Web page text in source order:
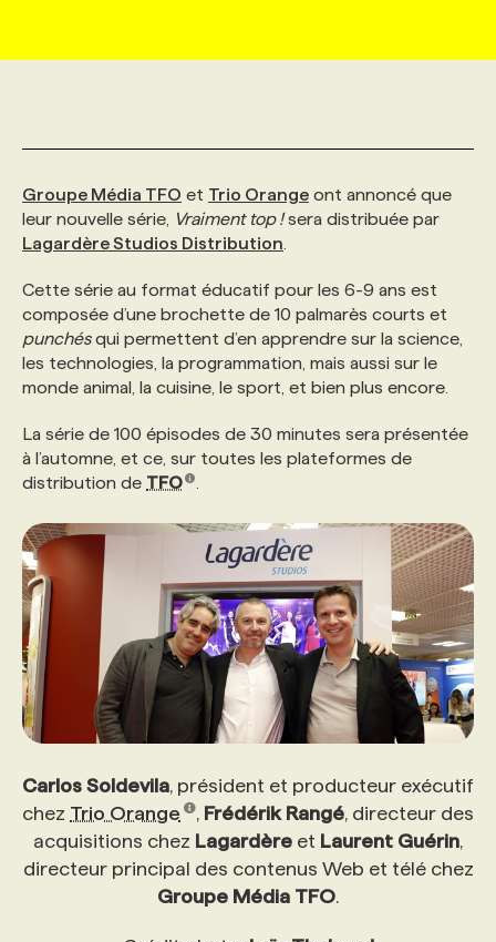
NOUVEAUX MANDATS
INITIATIVES NUMÉRIQUES
TENDANCES
MARKETING ET COMMUNICATION
MARKETING DURABLE
ÉVÉNEMENTIEL
BULLETIN RECRUTEMENT
ANNONCEZ AVEC NOUS
AFFICHEZ UN POSTE / TARIFS
PROFIL ENTREPRISE
ANNONCEZ AVEC NOUS
CANDIDAT
PROFIL CANDIDAT
NOS CONFÉRENCES
ANNONCEZ AVEC NOUS
FORMATIONS
NOS PARCOURS DE FORMATIONS
NOS FORMATEUR‧RICES
NOS TARIFS
PROGRAMMES DE SUBVENTIONS
FAQ
ANNONCEZ AVEC NOUS
SERVICE DE CHASSE DE TÊTE
NOS EXPERTISES
ANNONCEZ AVEC NOUS
Groupe Média TFO et Trio Orange ont annoncé que
leur nouvelle série, Vraiment top !sera distribuée par
Lagardère Studios Distribution
Cette série au format éducatif pour les 6-9 ans est
composée d’une brochette de 10 palmarès courts et
punchésqui permettent d’en apprendre sur la science,
les technologies, la programmation, mais aussi sur le
monde animal, la cuisine, le sport, et bien plus encore.
La série de 100 épisodes de 30 minutes sera présentée
à l’automne, et ce, sur toutes les plateformes de
distribution de TFO
Carlos Soldevila , président et producteur exécutif
chez Trio Orange , Frédérik Rangé, directeur des
acquisitions chez Lagardère et Laurent Guérin
directeur principal des contenus Web et télé chez
Groupe Média TFO